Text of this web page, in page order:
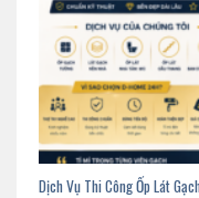
Dịch Vụ Thi Công Ốp Lát